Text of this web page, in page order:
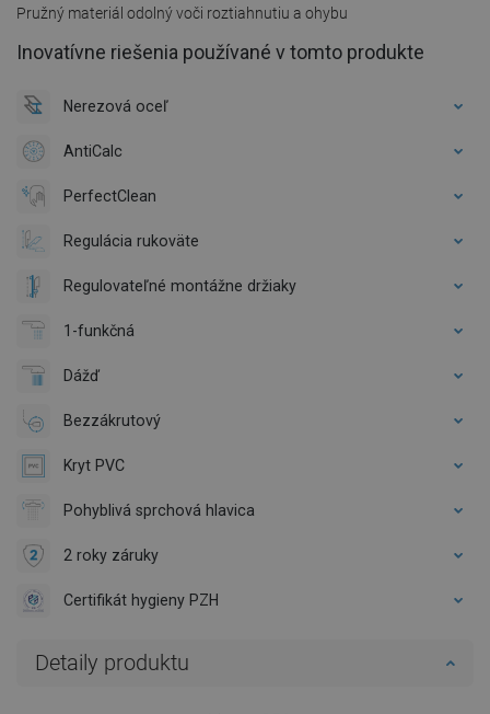
Pružný materiál odolný voči roztiahnutiu a ohybu
Inovatívne riešenia používané v tomto produkte
Nerezová oceľ
AntiCalc
PerfectClean
Regulácia rukoväte
Regulovateľné montážne držiaky
1-funkčná
Dážď
Bezzákrutový
Kryt PVC
Pohyblivá sprchová hlavica
2 roky záruky
Certifikát hygieny PZH
Detaily produktu